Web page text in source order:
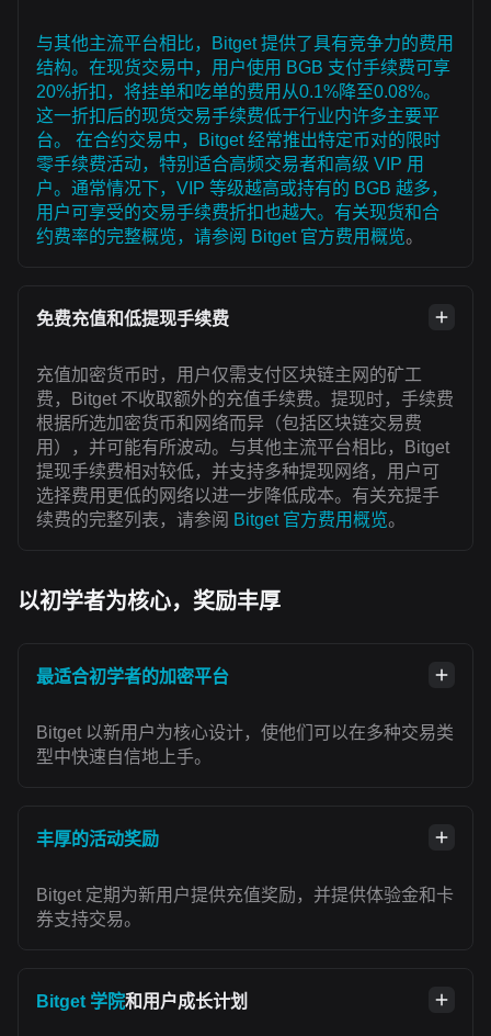
与其他主流平台相比，Bitget 提供了具有竞争力的费用
结构。在现货交易中，用户使用 BGB 支付手续费可享
20%折扣，将挂单和吃单的费用从0.1%降至0.08%。
这一折扣后的现货交易手续费低于行业内许多主要平
台。 在合约交易中，Bitget 经常推出特定币对的限时
零手续费活动，特别适合高频交易者和高级 VIP 用
户。通常情况下，VIP 等级越高或持有的 BGB 越多，
用户可享受的交易手续费折扣也越大。有关现货和合
约费率的完整概览，请参阅 Bitget 官方费用概览。
免费充值和低提现手续费
充值加密货币时，用户仅需支付区块链主网的矿工
费，Bitget 不收取额外的充值手续费。提现时，手续费
根据所选加密货币和网络而异（包括区块链交易费
用），并可能有所波动。与其他主流平台相比，Bitget
提现手续费相对较低，并支持多种提现网络，用户可
选择费用更低的网络以进一步降低成本。有关充提手
续费的完整列表，请参阅 Bitget 官方费用概览。
以初学者为核心，奖励丰厚
最适合初学者的加密平台
Bitget 以新用户为核心设计，使他们可以在多种交易类
型中快速自信地上手。
丰厚的活动奖励
Bitget 定期为新用户提供充值奖励，并提供体验金和卡
券支持交易。
Bitget 学院和用户成长计划